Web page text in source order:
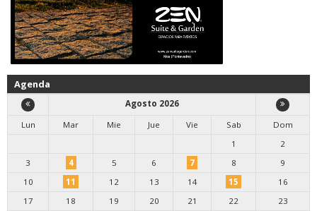
Agenda
Agosto 2026
Lun
Mar Mie Jue Vie Sab
Dom
1
2
3
4 5 6 7 8
9
10
11 12 13 14 15
16
17
18 19 20 21 22
23